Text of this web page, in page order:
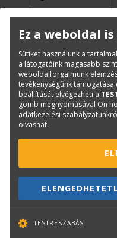
készítése Kofax
SignDoc
Közvetlen
kapcsolat a
felhőalapú tárhely
szolgáltatókhoz
(Google Drive,
PDF fájlokon valós
időben a hálózaton
lévő többi
felhasználóval
Ez a weboldal
Sütiket használunk a
a látogatóink magasabb
weboldalforgalmunk
tevékenységünk támogatása
beállítását elvégezheti a
gomb megnyomásával Ön
adatkezelési
olvashat.
TESTRESZABÁS